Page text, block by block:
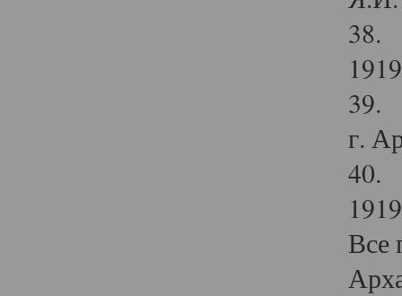
38.
39.
г.
40.
Все